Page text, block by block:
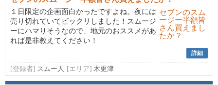
１日限定の企画面白かったですよね。夜には
売り切れていてビックリしました！スムージ
ーにハマりそうなので、地元のおススメがあ
れば是非教えてください！
詳細
[登録者] スムー人 [エリア] 木更津